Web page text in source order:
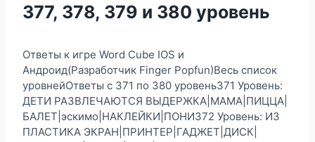
377, 378, 379 и 380 уровень
Ответы к игре Word Cube IOS и
Андроид(Разработчик Finger Popfun)Весь список
уровнейОтветы с 371 по 380 уровень371 Уровень:
ДЕТИ РАЗВЛЕЧАЮТСЯ ВЫДЕРЖКА|МАМА|ПИЦЦА|
БАЛЕТ|эскимо|НАКЛЕЙКИ|ПОНИ372 Уровень: ИЗ
ПЛАСТИКА ЭКРАН|ПРИНТЕР|ГАДЖЕТ|ДИСК|